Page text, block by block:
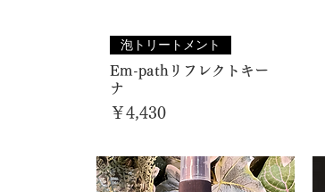
泡トリートメント
Em-pathリフレクトキー
ナ
価格
￥4,430